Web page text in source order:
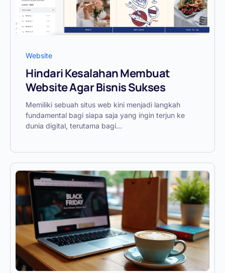
Website
Hindari Kesalahan Membuat
Website Agar Bisnis Sukses
Memiliki sebuah situs web kini menjadi langkah
fundamental bagi siapa saja yang ingin terjun ke
dunia digital, terutama bagi...